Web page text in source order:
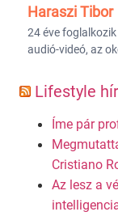
Haraszi Tibor
24 éve
audió-videó, az
Lifestyle
Íme pár
Cristiano
Az lesz a